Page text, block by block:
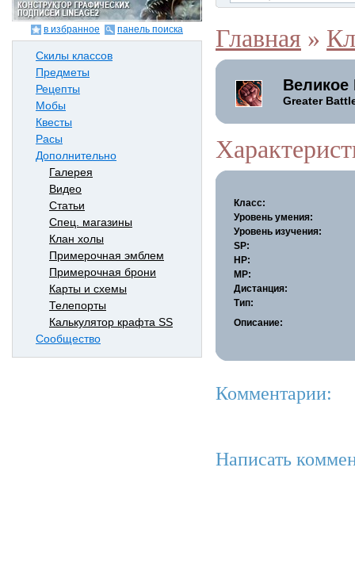
в избранное панель поиска
Скилы классов
Предметы
Рецепты
Мобы
Квесты
Расы
Дополнительно
Галерея
Видео
Статьи
Спец. магазины
Клан холы
Примерочная эмблем
Примерочная брони
Карты и схемы
Телепорты
Калькулятор крафта SS
Сообщество
Главная »
Великое
Greater
Класс:
Уровень умения:
Уровень изучения:
SP:
HP:
MP:
Дистанция:
Тип:
Описание:
Комментарии:
Написать